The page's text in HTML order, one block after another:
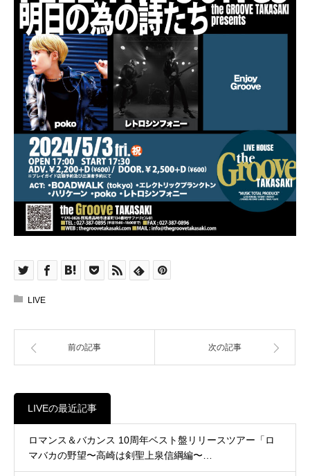
LIVE
前の記事 次の記事
LIVEの最近記事
ロマンス＆バカンス 10周年ベスト盤リリースツアー「ロ
マバカの野望〜高崎は剣聖上泉信綱編〜…